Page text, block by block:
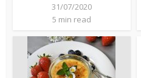
31/07/2020
5 min read